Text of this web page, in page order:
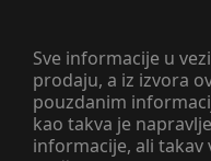
Sve informacije u
prodaju, a iz izvora
pouzdanim
kao takva je
informacije, ali takav